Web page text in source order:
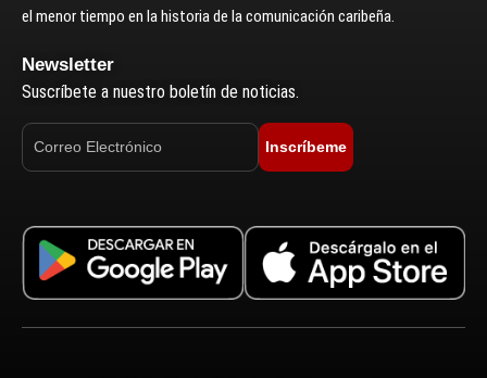
el menor tiempo en la historia de la comunicación caribeña.
Newsletter
Suscríbete a nuestro boletín de noticias.
Inscríbeme